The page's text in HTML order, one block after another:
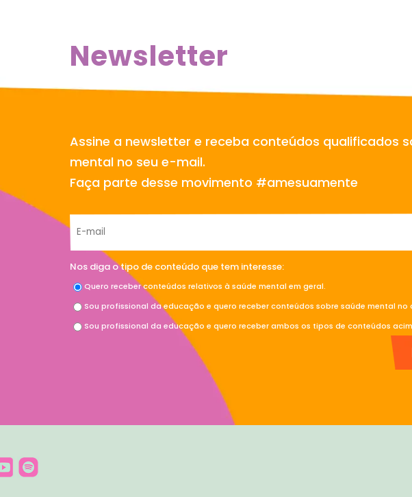
Newsletter
Assine a newsletter e receba conteúdos qualificados
mental no seu e-mail.
Faça parte desse movimento #amesuamente
Nos diga o tipo de conteúdo que tem interesse:
Quero receber conteúdos relativos à saúde mental em geral.
Sou profissional da educação e quero receber conteúdos sobre saúde mental no
Sou profissional da educação e quero receber ambos os tipos de conteúdos